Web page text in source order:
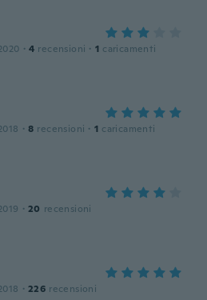
· 4 recensioni · 1 caricamenti
· 8 recensioni · 1 caricamenti
· 20 recensioni
· 226 recensioni